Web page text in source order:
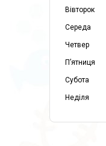
Вівторок
Середа
Четвер
Пʼятниця
Субота
Неділя